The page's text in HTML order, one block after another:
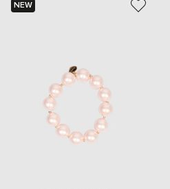
NEW